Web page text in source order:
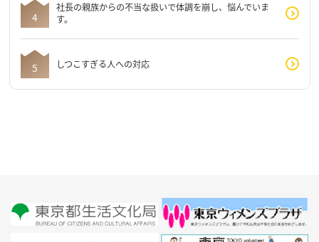
社長の親族からの不当な扱いで体調を崩し、悩んでいま
す。
しつこすぎる人への対応